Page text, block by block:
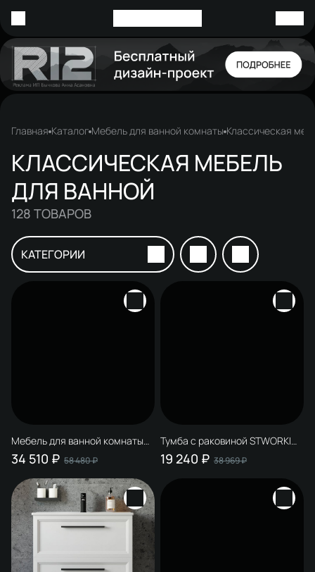
Главная Каталог Мебель для ванной комнаты Классическая
КЛАССИЧЕСКАЯ МЕБЕЛЬ
ДЛЯ ВАННОЙ
128 ТОВАРОВ
КАТЕГОРИИ
Мебель для ванной комнаты
STWORKI Эстерсунд 75 белая
матовая
34 510 ₽ 58 480 ₽
Тумба с раковиной STWORKI
Эстерсунд 90 белая матовая
19 240 ₽ 38 969 ₽